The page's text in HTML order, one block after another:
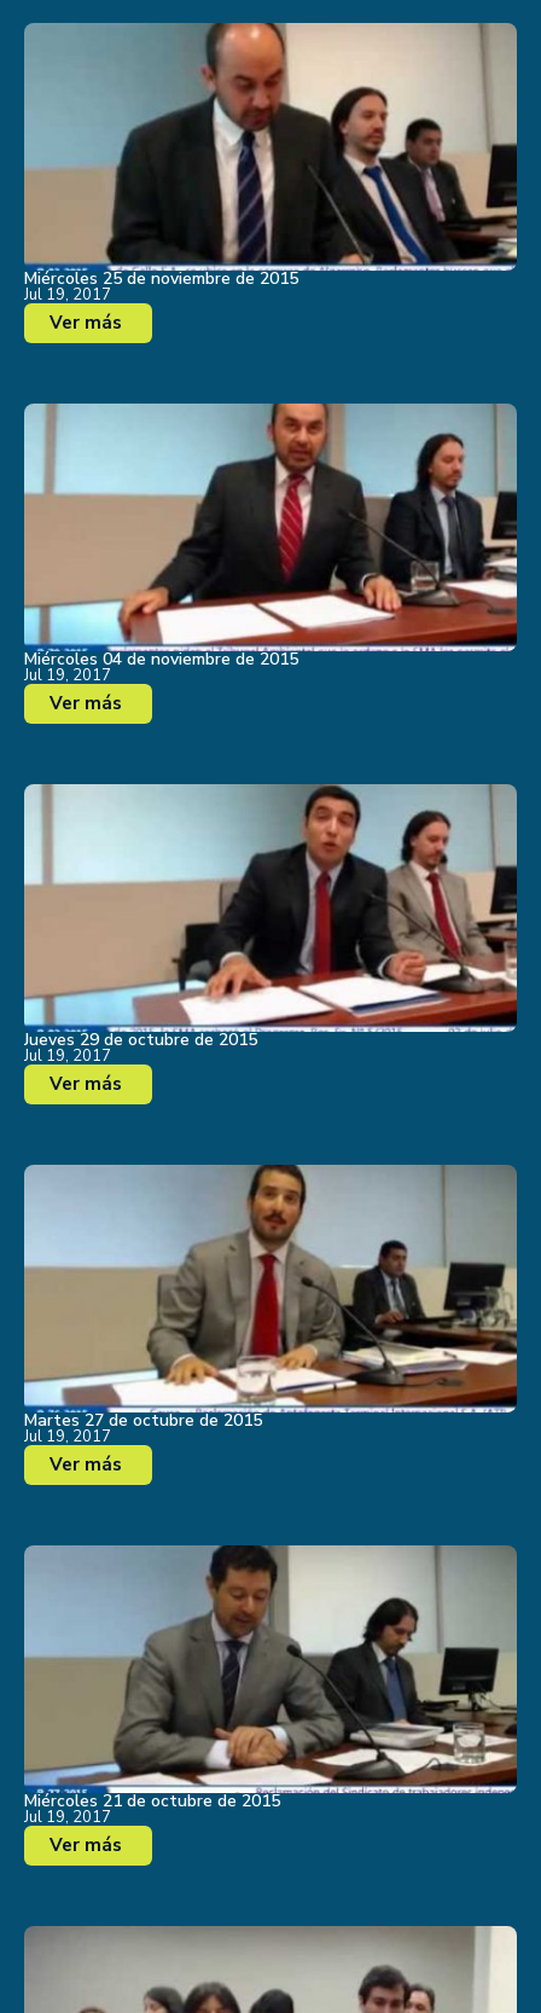
Miércoles 25 de noviembre de 2015
Jul 19, 2017
Ver más
Miércoles 04 de noviembre de 2015
Jul 19, 2017
Ver más
Jueves 29 de octubre de 2015
Jul 19, 2017
Ver más
Martes 27 de octubre de 2015
Jul 19, 2017
Ver más
Miércoles 21 de octubre de 2015
Jul 19, 2017
Ver más